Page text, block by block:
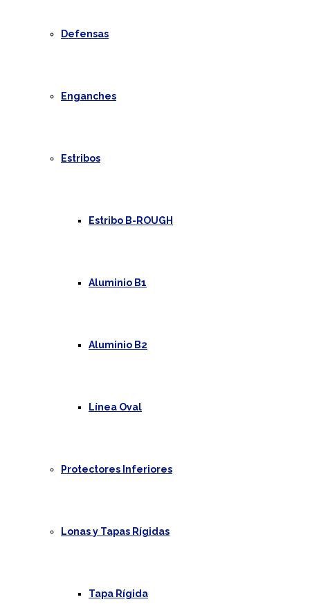
Defensas
Enganches
Estribos
Estribo B-ROUGH
Aluminio B1
Aluminio B2
Línea Oval
Protectores Inferiores
Lonas y Tapas Rígidas
Tapa Rígida